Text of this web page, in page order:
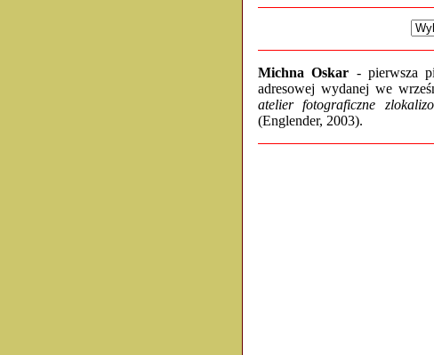
Michna Oskar - pierwsza
adresowej wydanej we
atelier fotograficzne
(Englender, 2003).